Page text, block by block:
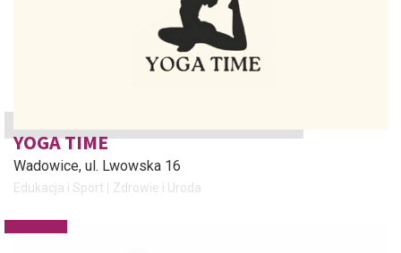
YOGA TIME
Wadowice, ul. Lwowska 16
Edukacja i Sport Zdrowie i Uroda